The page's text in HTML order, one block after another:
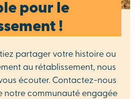
pour le
!
partager votre histoire ou
au rétablissement, nous
écouter. Contactez-nous
notre communauté engagée